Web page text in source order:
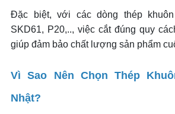
Đặc biệt, với các dòng thép
SKD61, P20,.., việc cắt đúng quy
giúp đảm bảo chất lượng sản phẩm
Vì Sao Nên Chọn Thép
Nhật?